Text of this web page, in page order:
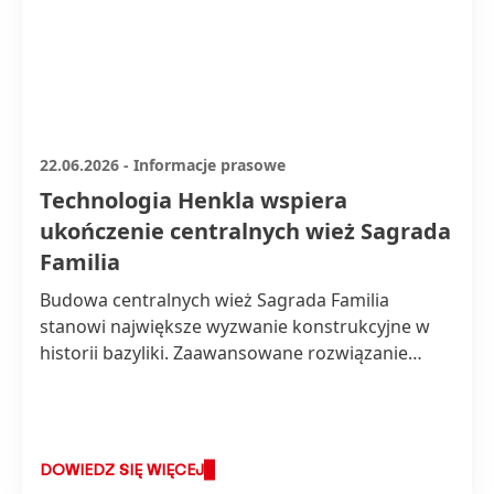
22.06.2026 - Informacje prasowe
Technologia Henkla wspiera
ukończenie centralnych wież Sagrada
Familia
Budowa centralnych wież Sagrada Familia
stanowi największe wyzwanie konstrukcyjne w
historii bazyliki. Zaawansowane rozwiązanie
trakcie ponad dziesięcioletniej współpracy
Henkel dostarczył nie tylko wysokowydajny klej
DOWIEDZ SIĘ WIĘCEJ